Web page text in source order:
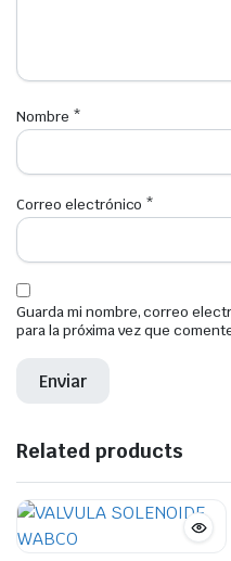
Nombre *
Correo electrónico *
Guarda mi nombre, correo
para la próxima vez que
Related products